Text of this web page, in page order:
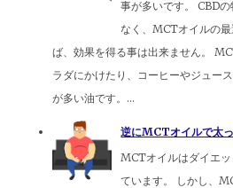
事が多いです。 CBD
なく、MCTオイルの
ば、効果を得る事は出来ません。
ラダにかけたり、コーヒーやジュー
が多い油です。...
逆にMCTオイルで太っ
MCTオイルはダイエ
ています。 しかし、